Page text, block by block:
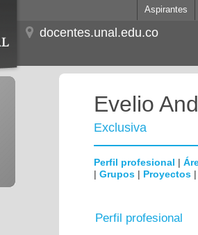
Aspirantes
docentes.unal.edu.co
Evelio
Exclusiva
Perfil profesional |
| Grupos | Proyectos
Perfil profesional